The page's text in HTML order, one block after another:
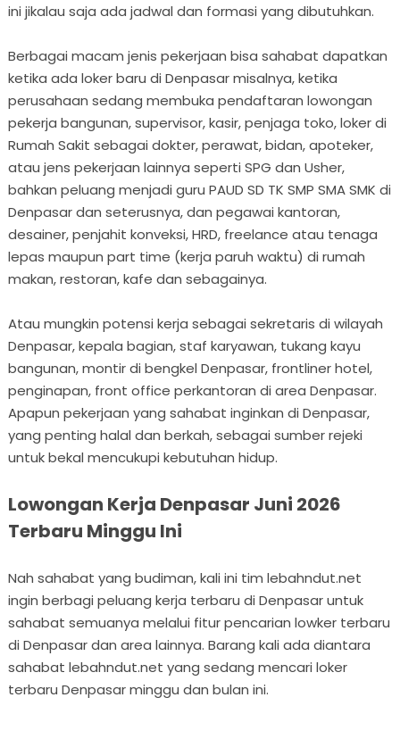
ini jikalau saja ada jadwal dan formasi yang dibutuhkan.
Berbagai macam jenis pekerjaan bisa sahabat dapatkan
ketika ada loker baru di Denpasar misalnya, ketika
perusahaan sedang membuka pendaftaran lowongan
pekerja bangunan, supervisor, kasir, penjaga toko, loker di
Rumah Sakit sebagai dokter, perawat, bidan, apoteker,
atau jens pekerjaan lainnya seperti SPG dan Usher,
bahkan peluang menjadi guru PAUD SD TK SMP SMA SMK di
Denpasar dan seterusnya, dan pegawai kantoran,
desainer, penjahit konveksi, HRD, freelance atau tenaga
lepas maupun part time (kerja paruh waktu) di rumah
makan, restoran, kafe dan sebagainya.
Atau mungkin potensi kerja sebagai sekretaris di wilayah
Denpasar, kepala bagian, staf karyawan, tukang kayu
bangunan, montir di bengkel Denpasar, frontliner hotel,
penginapan, front office perkantoran di area Denpasar.
Apapun pekerjaan yang sahabat inginkan di Denpasar,
yang penting halal dan berkah, sebagai sumber rejeki
untuk bekal mencukupi kebutuhan hidup.
Lowongan Kerja Denpasar Juni 2026
Terbaru Minggu Ini
Nah sahabat yang budiman, kali ini tim lebahndut.net
ingin berbagi peluang kerja terbaru di Denpasar untuk
sahabat semuanya melalui fitur pencarian lowker terbaru
di Denpasar dan area lainnya. Barang kali ada diantara
sahabat lebahndut.net yang sedang mencari loker
terbaru Denpasar minggu dan bulan ini.